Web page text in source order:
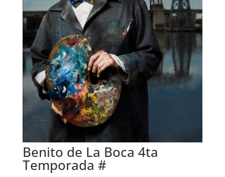
Benito de La Boca 4ta
Temporada #